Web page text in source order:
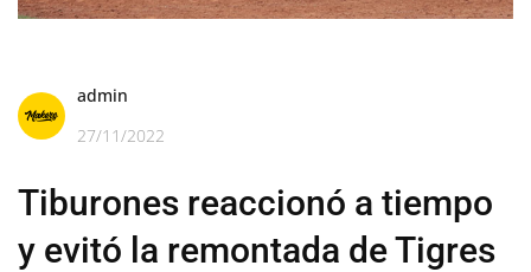
admin
27/11/2022
Tiburones reaccionó a tiempo
y evitó la remontada de Tigres